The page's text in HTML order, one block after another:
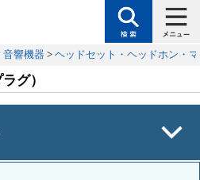
音響機器 > ヘッドセット・ヘッドホン・
グ）